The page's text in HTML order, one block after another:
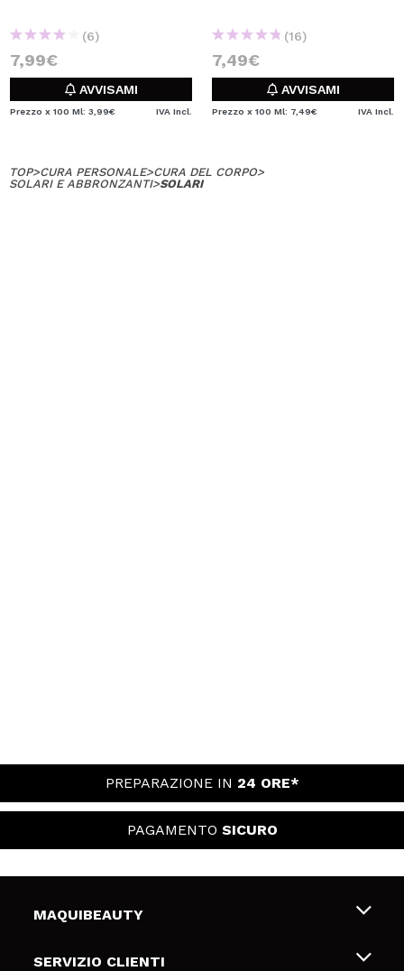
(6)
7,99€
AVVISAMI
Prezzo x 100 Ml: 3,99€ IVA Incl.
(16)
7,49€
AVVISAMI
Prezzo x 100 Ml: 7,49€ IVA Incl.
TOP>CURA PERSONALE>CURA DEL CORPO>
SOLARI E ABBRONZANTI>SOLARI
PREPARAZIONE IN 24 ORE*
PAGAMENTO SICURO
MAQUIBEAUTY
Chi siamo
SERVIZIO CLIENTI